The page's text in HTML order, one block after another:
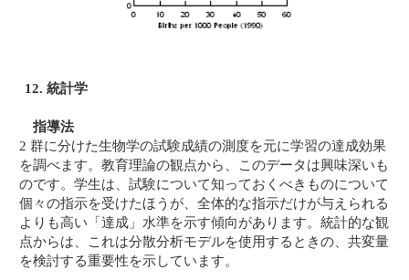
12. 統計学
指導法
2 群に分けた生物学の試験成績の測度を元に学習の達成効果
を調べます。教育理論の観点から、このデータは興味深いも
のです。学生は、試験について知っておくべきものについて
個々の指示を受けたほうが、全体的な指示だけが与えられる
よりも高い「達成」水準を示す傾向があります。統計的な観
点からは、これは分散分析モデルを使用するときの、共変量
を検討する重要性を示しています。